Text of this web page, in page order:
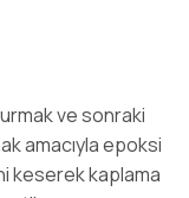
ve sonraki
amacıyla epoksi
keserek kaplama